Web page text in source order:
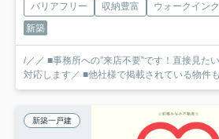
バリアフリー
収納豊富
ウォークイン
新築
/／／ ■事務所への”来店不要”です！直接見た
対応します／ ■他社様で掲載されている物件
新築一戸建